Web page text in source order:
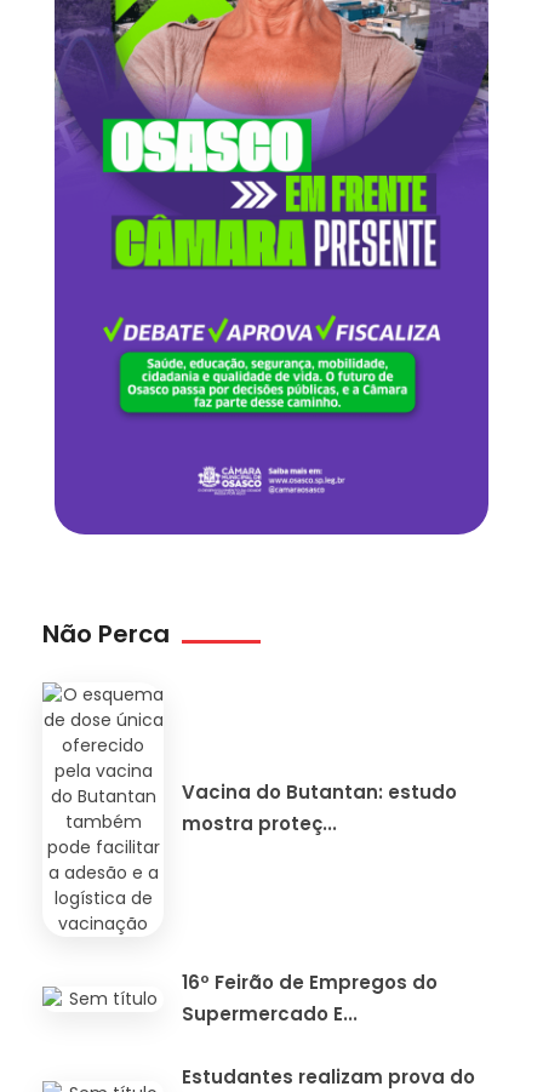
Não Perca
Vacina do Butantan: estudo
mostra proteç...
16º Feirão de Empregos do
Supermercado E...
Estudantes realizam prova do